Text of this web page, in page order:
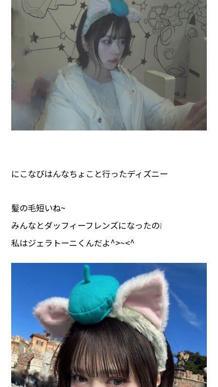
にこなびはんなちょこと行ったディズニー
髪の毛短いね~
みんなとダッフィーフレンズになったの❕
私はジェラトーニくんだよ^>~<^